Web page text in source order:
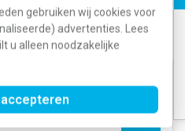
gebruiken wij cookies voor
advertenties. Lees
u alleen noodzakelijke
4-voudig
glans